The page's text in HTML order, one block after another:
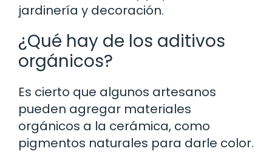
jardinería y decoración.
¿Qué hay de los aditivos
orgánicos?
Es cierto que algunos artesanos
pueden agregar materiales
orgánicos a la cerámica, como
pigmentos naturales para darle color.